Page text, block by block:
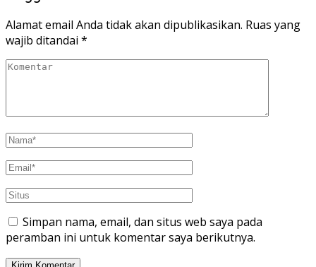
Alamat email Anda tidak akan dipublikasikan. Ruas yang
wajib ditandai *
Simpan nama, email, dan situs web saya pada
peramban ini untuk komentar saya berikutnya.